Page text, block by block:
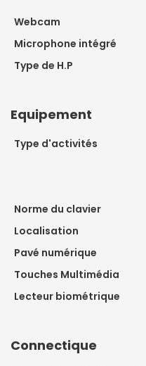
Webcam
Microphone intégré
Type de H.P
Equipement
Type d'activités
Norme du clavier
Localisation
Pavé numérique
Touches Multimédia
Lecteur biométrique
Connectique